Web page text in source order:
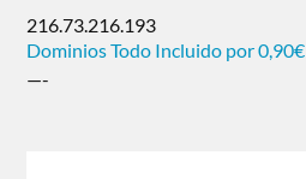
216.73.216.193
Dominios Todo Incluido por 0,90€
—-